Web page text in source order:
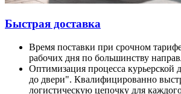
Быстрая доставка
Время поставки при срочном
рабочих дня по большинству
Оптимизация процесса курьерской
до двери". Квалифицированно
логистическую цепочку для